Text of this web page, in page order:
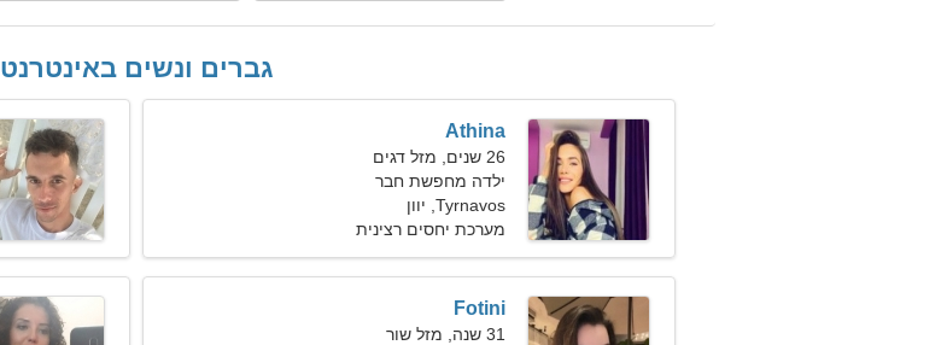
גברים ונשים באינטרנט
Athina
26 שנים, מזל דגים
ילדה מחפשת חבר
Tyrnavos, יוון
מערכת יחסים רצינית
Fotini
31 שנה, מזל שור